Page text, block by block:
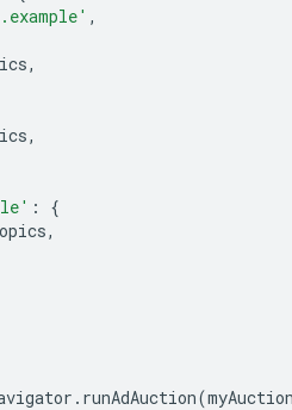
,
,
,
:
{
,
. runAdAuction(